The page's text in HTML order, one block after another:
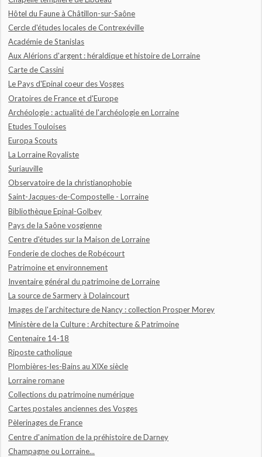
Hôtel du Faune à Châtillon-sur-Saône
Cercle d'études locales de Contrexéville
Académie de Stanislas
Aux Alérions d'argent : héraldique et histoire de Lorraine
Carte de Cassini
Le Pays d'Epinal coeur des Vosges
Oratoires de France et d'Europe
Archéologie : actualité de l'archéologie en Lorraine
Etudes Touloises
Europa Scouts
La Lorraine Royaliste
Suriauville
Observatoire de la christianophobie
Saint-Jacques-de-Compostelle - Lorraine
Bibliothèque Epinal-Golbey
Pays de la Saône vosgienne
Centre d'études sur la Maison de Lorraine
Fonderie de cloches de Robécourt
Patrimoine et environnement
Inventaire général du patrimoine de Lorraine
La source de Sarmery à Dolaincourt
Images de l'architecture de Nancy : collection Prosper Morey
Ministère de la Culture : Architecture & Patrimoine
Centenaire 14-18
Riposte catholique
Plombières-les-Bains au XIXe siècle
Lorraine romane
Collections du patrimoine numérique
Cartes postales anciennes des Vosges
Pèlerinages de France
Centre d'animation de la préhistoire de Darney
Champagne ou Lorraine...